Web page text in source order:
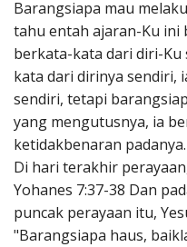
Barangsiapa mau
tahu entah ajaran-Ku ini
berkata-kata dari diri-
kata dari dirinya sendiri,
sendiri, tetapi
yang mengutusnya, ia
ketidakbenaran
Di hari terakhir
Yohanes 7:37-38 Dan
puncak perayaan itu,
"Barangsiapa haus,